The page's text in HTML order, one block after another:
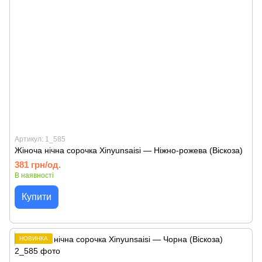
Артикул: 1_585
Жіноча нічна сорочка Xinyunsaisi — Ніжно-рожева (Віскоза)
381 грн/од.
В наявності
Купити
НОВИНКА